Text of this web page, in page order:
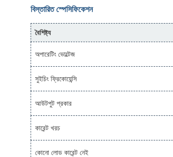
বিস্তারিত স্পেসিফিকেশন
বৈশিষ্ট্য
অপারেটিং ভোল্টেজ
সুইচিং ফ্রিকোয়েন্সি
আউটপুট প্রকার
কারেন্ট খরচ
কোনো লোড কারেন্ট নেই